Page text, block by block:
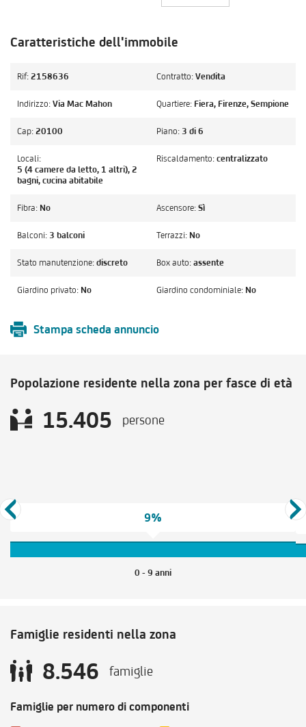
Caratteristiche dell'immobile
Rif: 2158636 Contratto: Vendita
Indirizzo: Via Mac Mahon Quartiere: Fiera, Firenze, Sempione
Cap: 20100 Piano: 3 di 6
Locali:
5 (4 camere da letto, 1 altri), 2
bagni, cucina abitabile
Riscaldamento: centralizzato
Fibra: No Ascensore: Sì
Balconi: 3 balconi Terrazzi: No
Stato manutenzione: discreto Box auto: assente
Giardino privato: No Giardino condominiale: No
Stampa scheda annuncio
Popolazione residente nella zona per fasce di età
15.405 persone
9%
0 - 9 anni
Famiglie residenti nella zona
8.546 famiglie
Famiglie per numero di componenti